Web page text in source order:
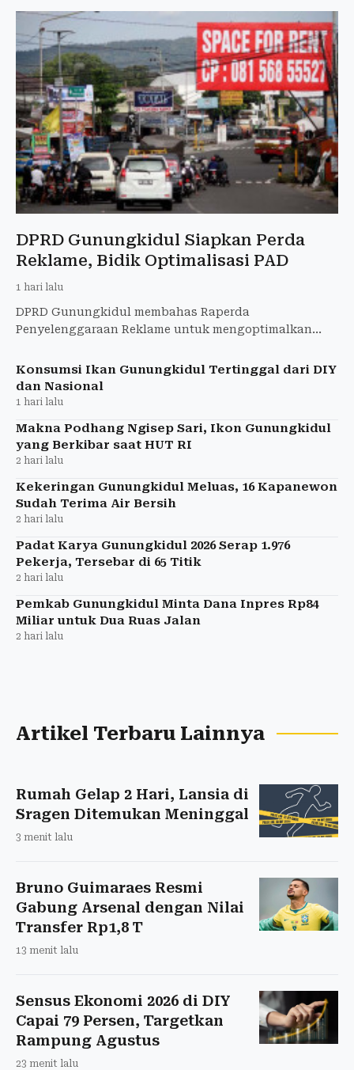
DPRD Gunungkidul Siapkan Perda
Reklame, Bidik Optimalisasi PAD
1 hari lalu
DPRD Gunungkidul membahas Raperda
Penyelenggaraan Reklame untuk mengoptimalkan
hukum.
Konsumsi Ikan Gunungkidul Tertinggal dari DIY
dan Nasional
1 hari lalu
Makna Podhang Ngisep Sari, Ikon Gunungkidul
yang Berkibar saat HUT RI
2 hari lalu
Kekeringan Gunungkidul Meluas, 16 Kapanewon
Sudah Terima Air Bersih
2 hari lalu
Padat Karya Gunungkidul 2026 Serap 1.976
Pekerja, Tersebar di 65 Titik
2 hari lalu
Pemkab Gunungkidul Minta Dana Inpres Rp84
Miliar untuk Dua Ruas Jalan
2 hari lalu
Artikel Terbaru Lainnya
Rumah Gelap 2 Hari, Lansia di
Sragen Ditemukan Meninggal
3 menit lalu
Bruno Guimaraes Resmi
Gabung Arsenal dengan Nilai
Transfer Rp1,8 T
13 menit lalu
Sensus Ekonomi 2026 di DIY
Capai 79 Persen, Targetkan
Rampung Agustus
23 menit lalu